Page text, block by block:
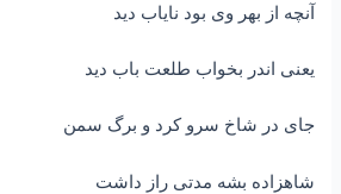
آنچه از بهر وی بود نایاب دید
یعنی اندر بخواب طلعت باب دید
جای در شاخ سرو کرد و برگ سمن
شاهزاده بشه مدتی راز داشت